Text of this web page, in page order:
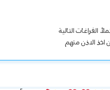
الفراغات التالية
اخذ الاذن منهم